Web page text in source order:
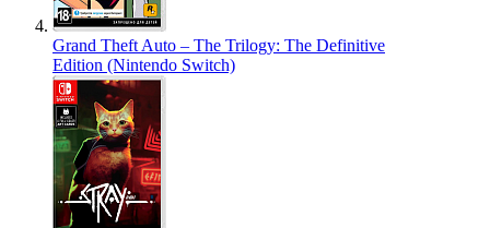
Grand Theft Auto – The Trilogy: The Definitive
Edition (Nintendo Switch)